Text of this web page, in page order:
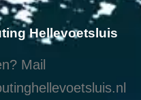
Hellevoetsluis
Mail